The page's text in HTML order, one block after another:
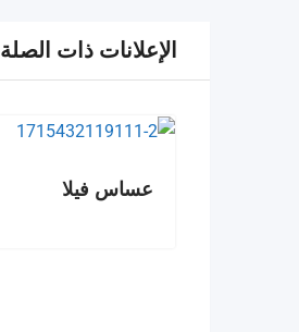
الإعلانات ذات الصلة
عساس فيلا